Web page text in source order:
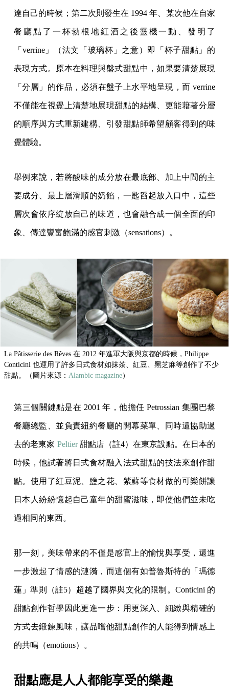
達自己的時候；第二次則發生在 1994 年、某次他在自家
餐廳點了一杯勃根地紅酒之後靈機一動、發明了
「verrine」（法文「玻璃杯」之意）即「杯子甜點」的
表現方式。原本在料理與盤式甜點中，如果要清楚展現
「分層」的作品，必須在盤子上水平地呈現，而 verrine
不僅能在視覺上清楚地展現甜點的結構、更能藉著分層
的順序與方式重新建構、引發甜點師希望顧客得到的味
覺體驗。
舉例來說，若將酸味的成分放在最底部、加上中間的主
要成分、最上層滑順的奶餡，一匙舀起放入口中，這些
層次會依序綻放自己的味道，也會融合成一個全面的印
象、傳達豐富飽滿的感官刺激（sensations）。
La Pâtisserie des Rêves 在 2012 年進軍大阪與京都的時候，Philippe
Conticini 也運用了許多日式食材如抹茶、紅豆、黑芝麻等創作了不少
甜點。（圖片來源： Alambic magazine）
第三個關鍵點是在 2001 年，他擔任 Petrossian 集團巴黎
餐廳總監、並負責紐約餐廳的開幕菜單、同時還協助過
去的老東家 Peltier甜點店（註4）在東京設點。在日本的
時候，他試著將日式食材融入法式甜點的技法來創作甜
點。使用了紅豆泥、鹽之花、紫蘇等食材做的可樂餅讓
日本人紛紛憶起自己童年的甜蜜滋味，即使他們並未吃
過相同的東西。
那一刻，美味帶來的不僅是感官上的愉悅與享受，還進
一步激起了情感的漣漪，而這個有如普魯斯特的「瑪德
蓮」準則（註5）超越了國界與文化的限制。Conticini 的
甜點創作哲學因此更進一步：用更深入、細緻與精確的
方式去鍛鍊風味，讓品嚐他甜點創作的人能得到情感上
的共鳴（emotions）。
甜點應是人人都能享受的樂趣